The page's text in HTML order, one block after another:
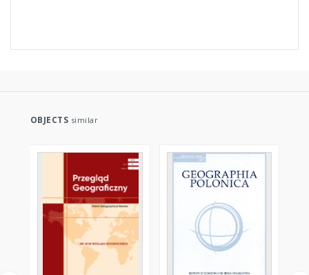
OBJECTS similar